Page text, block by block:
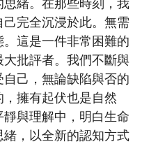
完全沉浸於此。無需
這是一件非常困難的
批評者。我們不斷與
己，無論缺陷與否的
擁有起伏也是自然
與理解中，明白生命
，以全新的認知方式